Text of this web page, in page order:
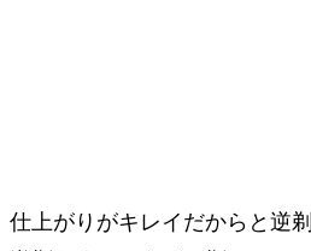
仕上がりがキレイだからと逆